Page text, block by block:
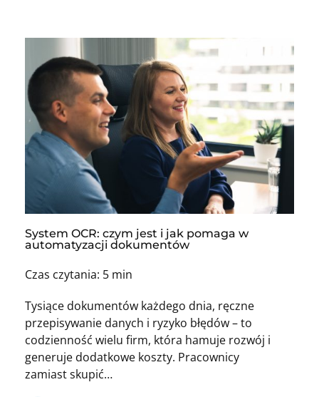
System OCR: czym jest i jak pomaga w
automatyzacji dokumentów
Czas czytania: 5 min
Tysiące dokumentów każdego dnia, ręczne
przepisywanie danych i ryzyko błędów – to
codzienność wielu firm, która hamuje rozwój i
generuje dodatkowe koszty. Pracownicy
zamiast skupić…